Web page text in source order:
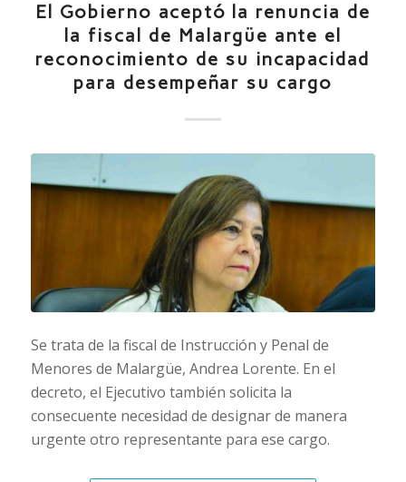
El Gobierno aceptó la renuncia de
la fiscal de Malargüe ante el
reconocimiento de su incapacidad
para desempeñar su cargo
Se trata de la fiscal de Instrucción y Penal de
Menores de Malargüe, Andrea Lorente. En el
decreto, el Ejecutivo también solicita la
consecuente necesidad de designar de manera
urgente otro representante para ese cargo.